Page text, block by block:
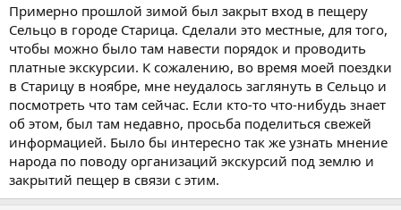
а
Примерно прошлой зимой был закрыт вход в пещеру
Сельцо в городе Старица. Сделали это местные, для того,
чтобы можно было там навести порядок и проводить
платные экскурсии. К сожалению, во время моей поездки
в Старицу в ноябре, мне неудалось заглянуть в Сельцо и
посмотреть что там сейчас. Если кто-то что-нибудь знает
об этом, был там недавно, просьба поделиться свежей
информацией. Было бы интересно так же узнать мнение
народа по поводу организаций экскурсий под землю и
закрытий пещер в связи с этим.